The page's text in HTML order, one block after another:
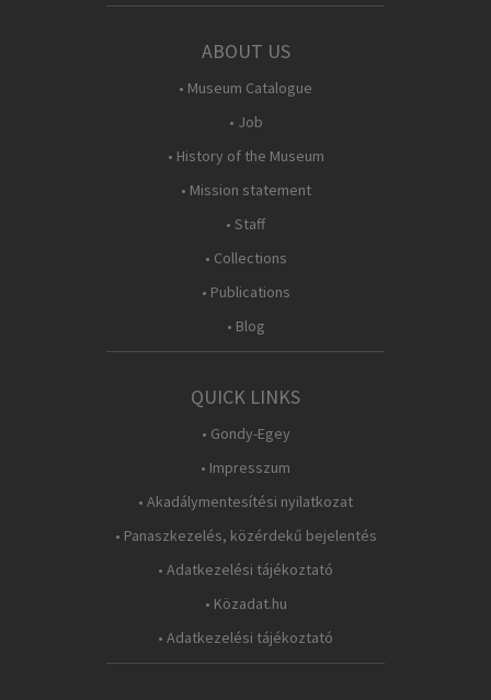
ABOUT US
• Museum Catalogue
• Job
• History of the Museum
• Mission statement
• Staff
• Collections
• Publications
• Blog
QUICK LINKS
• Gondy-Egey
• Impresszum
• Akadálymentesítési nyilatkozat
• Panaszkezelés, közérdekű bejelentés
• Adatkezelési tájékoztató
• Közadat.hu
• Adatkezelési tájékoztató